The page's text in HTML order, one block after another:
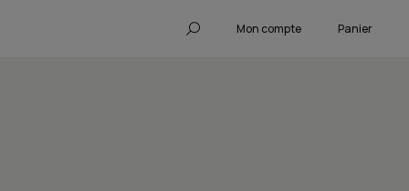
Mon compte Panier